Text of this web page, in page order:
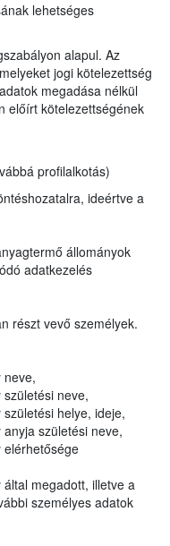
lehetséges
alapul. Az
jogi kötelezettség
megadása nélkül
előírt kötelezettségének
profilalkotás)
ideértve a
állományok
adatkezelés
részt vevő személyek.
neve,
helye, ideje,
születési neve,
megadott, illetve a
személyes adatok